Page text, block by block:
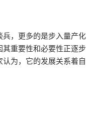
，更多的是步入量产化
重要性和必要性正逐步
为，它的发展关系着自